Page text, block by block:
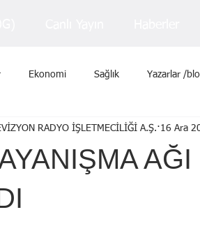
Ekonomi Sağlık Yazarlar /
Birol Öztürk Selçuk ŞEN
RADYO İŞLETMECİLİĞİ A.Ş. 16 Ara